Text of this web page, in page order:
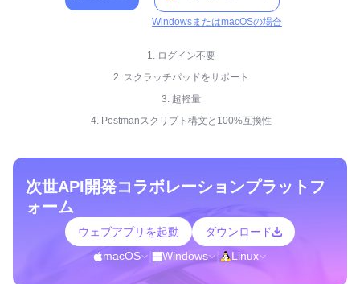
WindowsまたはmacOSの場合
1. ログイン不要
2. スクラッチパッドをサポート
3. 超軽量
4. Postmanスクリプト構文と100%互換性
次世API開発コラボレーションプラットフ
ォーム
ウェブアプリを起動
ダウンロード
macOS
Windows Linux